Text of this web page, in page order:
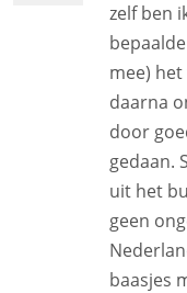
zelf ben
mee)
daarna
door
gedaan.
uit het
geen
baasjes